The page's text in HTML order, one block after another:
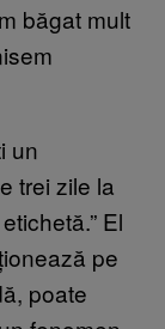
băgat mult
un
trei zile la
El
pe
poate